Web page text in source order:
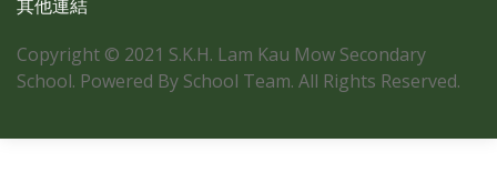
其他連結
Copyright © 2021 S.K.H. Lam Kau Mow Secondary
School. Powered By School Team. All Rights Reserved.